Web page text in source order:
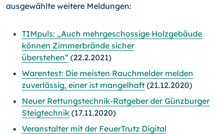
ausgewählte weitere Meldungen:
TIMpuls: „Auch mehrgeschossige Holzgebäude
können Zimmerbrände sicher
überstehen“ (22.2.2021)
Warentest: Die meisten Rauchmelder melden
zuverlässig, einer ist mangelhaft (21.12.2020)
Neuer Rettungstechnik-Ratgeber der Günzburger
Steigtechnik (17.11.2020)
Veranstalter mit der FeuerTrutz Digital